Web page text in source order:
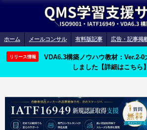
ホーム メールコンサル 有料版記事 広告・記事掲
リリース情報
VDA6.3構築ノウハウ教材：Ver.2-
しました【詳細はこちら】